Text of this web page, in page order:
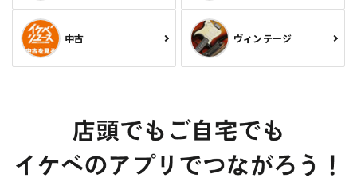
中古 ヴィンテージ